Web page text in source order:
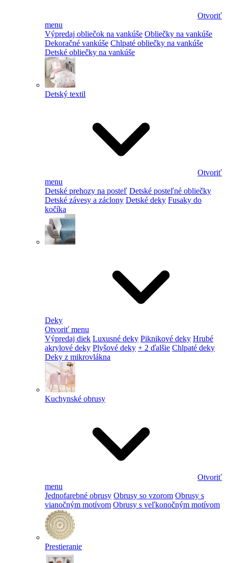
Otvoriť
menu
Výpredaj obliečok na vankúše Obliečky na vankúše
Dekoračné vankúše Chlpaté obliečky na vankúše
Detské obliečky na vankúše
Detský textil
Otvoriť
menu
Detské prehozy na posteľ Detské posteľné obliečky
Detské závesy a záclony Detské deky Fusaky do
kočíka
Deky
Otvoriť menu
Výpredaj diek Luxusné deky Piknikové deky Hrubé
akrylové deky Plyšové deky + 2 ďalšie Chlpaté deky
Deky z mikrovlákna
Kuchynské obrusy
Otvoriť
menu
Jednofarebné obrusy Obrusy so vzorom Obrusy s
vianočným motívom Obrusy s veľkonočným motívom
Prestieranie